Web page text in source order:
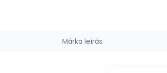
Márka leírás